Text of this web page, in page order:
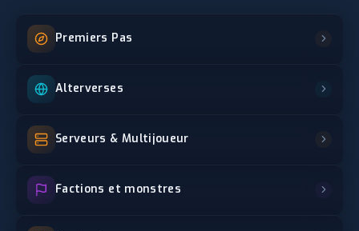
Premiers Pas
Alterverses
Serveurs & Multijoueur
Factions et monstres